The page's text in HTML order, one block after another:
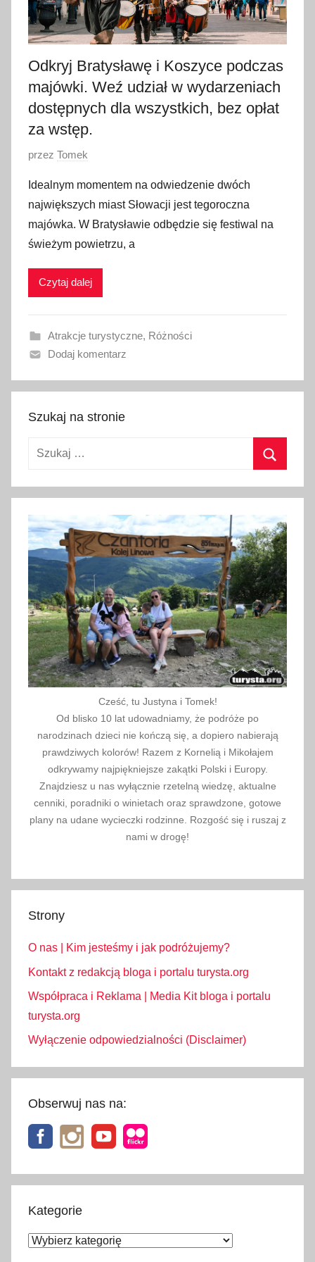
Odkryj Bratysławę i Koszyce podczas
majówki. Weź udział w wydarzeniach
dostępnych dla wszystkich, bez opłat
za wstęp.
O
u
b
l
i
w
n
o
4
k
t
i
a
2
2
4
przez Tomek
Idealnym momentem na odwiedzenie dwóch
największych miast Słowacji jest tegoroczna
majówka. W Bratysławie odbędzie się festiwal na
świeżym powietrzu, a
Czytaj dalej
Atrakcje turystyczne, Różności
Dodaj komentarz
Szukaj na stronie
Szukaj:
Cześć, tu Justyna i Tomek!
Od blisko 10 lat udowadniamy, że podróże po
narodzinach dzieci nie kończą się, a dopiero nabierają
prawdziwych kolorów! Razem z Kornelią i Mikołajem
odkrywamy najpiękniejsze zakątki Polski i Europy.
Znajdziesz u nas wyłącznie rzetelną wiedzę, aktualne
cenniki, poradniki o winietach oraz sprawdzone, gotowe
plany na udane wycieczki rodzinne. Rozgość się i ruszaj z
nami w drogę!
Strony
O nas | Kim jesteśmy i jak podróżujemy?
Kontakt z redakcją bloga i portalu turysta.org
Współpraca i Reklama | Media Kit bloga i portalu
turysta.org
Wyłączenie odpowiedzialności (Disclaimer)
Obserwuj nas na:
Kategorie
Kategorie